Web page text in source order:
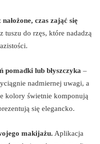
czas zająć się
tuszu do rzęs, które nadadzą
pomadki lub błyszczyka –
nadmiernej uwagi, a
kolory świetnie komponują
się elegancko.
makijażu. Aplikacja